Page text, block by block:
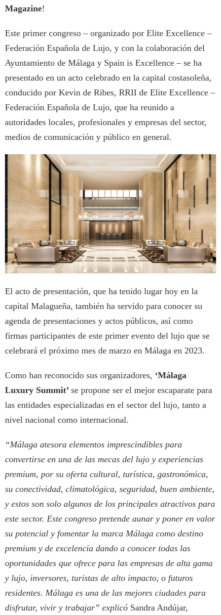
Magazine!
Este primer congreso – organizado por Elite Excellence –
Federación Española de Lujo, y con la colaboración del
Ayuntamiento de Málaga y Spain is Excellence – se ha
presentado en un acto celebrado en la capital costasoleña,
conducido por Kevin de Ribes, RRII de Elite Excellence –
Federación Española de Lujo, que ha reunido a
autoridades locales, profesionales y empresas del sector,
medios de comunicación y público en general.
El acto de presentación, que ha tenido lugar hoy en la
capital Malagueña, también ha servido para conocer su
agenda de presentaciones y actos públicos, así como
firmas participantes de este primer evento del lujo que se
celebrará el próximo mes de marzo en Málaga en 2023.
Como han reconocido sus organizadores, ‘Málaga
Luxury Summit’ se propone ser el mejor escaparate para
las entidades especializadas en el sector del lujo, tanto a
nivel nacional como internacional.
“Málaga atesora elementos imprescindibles para
convertirse en una de las mecas del lujo y experiencias
premium, por su oferta cultural, turística, gastronómica,
su conectividad, climatológica, seguridad, buen ambiente,
y estos son solo algunos de los principales atractivos para
este sector. Este congreso pretende aunar y poner en valor
su potencial y fomentar la marca Málaga como destino
premium y de excelencia dando a conocer todas las
oportunidades que ofrece para las empresas de alta gama
y lujo, inversores, turistas de alto impacto, o futuros
residentes. Málaga es una de las mejores ciudades para
disfrutar, vivir y trabajar” explicó Sandra Andújar,